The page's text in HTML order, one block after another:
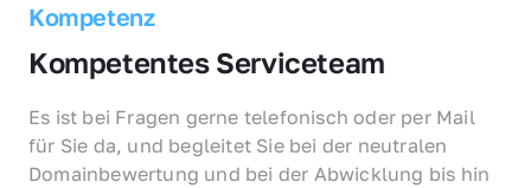
Kompetenz
Kompetentes Serviceteam
Es ist bei Fragen gerne telefonisch oder per Mail
für Sie da, und begleitet Sie bei der neutralen
Domainbewertung und bei der Abwicklung bis hin